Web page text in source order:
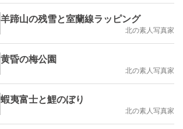
羊蹄山の残雪と室蘭線ラッピング
北の素人写真家
黄昏の梅公園
北の素人写真家
蝦夷富士と鯉のぼり
北の素人写真家